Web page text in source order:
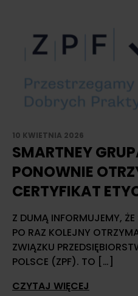
10 KWIETNIA 2026
SMARTNEY
PONOWNIE
CERTYFIKAT
Z DUMĄ INFORMUJEMY,
PO RAZ KOLEJNY
ZWIĄZKU
POLSCE (ZPF). TO […]
CZYTAJ WIĘCEJ